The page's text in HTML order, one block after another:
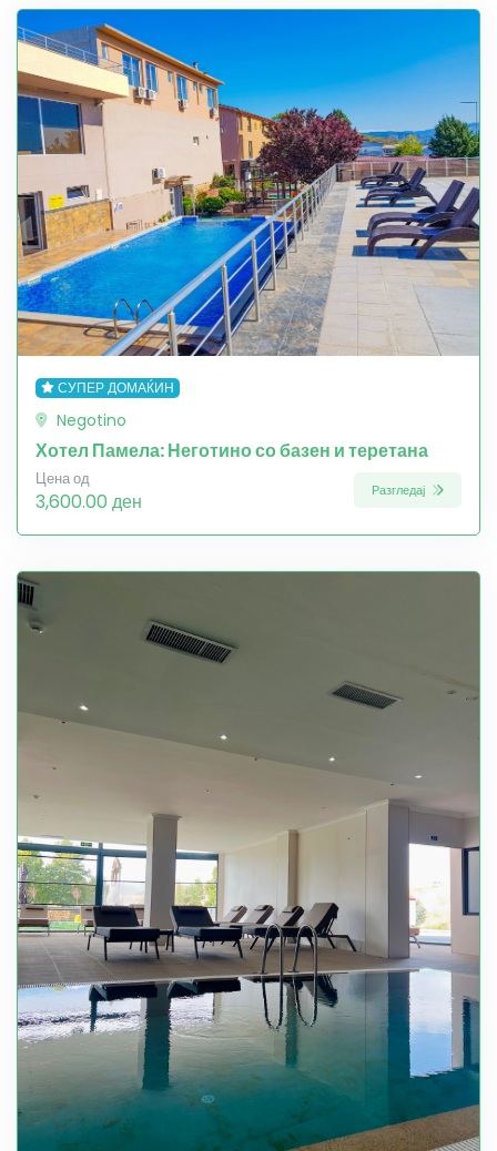
СУПЕР ДОМАЌИН
Negotino
Хотел Памела: Неготино со базен и теретана
Цена од
3,600.00 ден Разгледај